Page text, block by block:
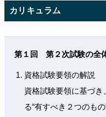
カリキュラム
第１回 第２次試験の全
資格試験要領の解説
資格試験要領に基づ
る“有すべき２つのもの